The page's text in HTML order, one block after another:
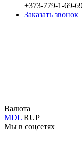
+373-779-1-69-
Заказать звонок
Валюта
MDL RUP
Мы в соцсетях